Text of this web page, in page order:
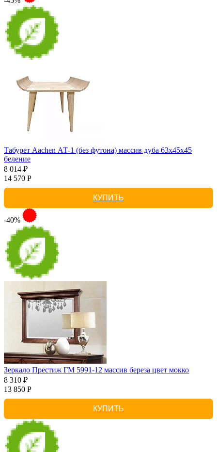
Табурет Aachen АТ-1 (без футона) массив дуба 63х45х45
беление
8 014 ₽
14 570 Р
КУПИТЬ
-40%
Зеркало Престиж ГМ 5991-12 массив береза цвет мокко
8 310 ₽
13 850 Р
КУПИТЬ